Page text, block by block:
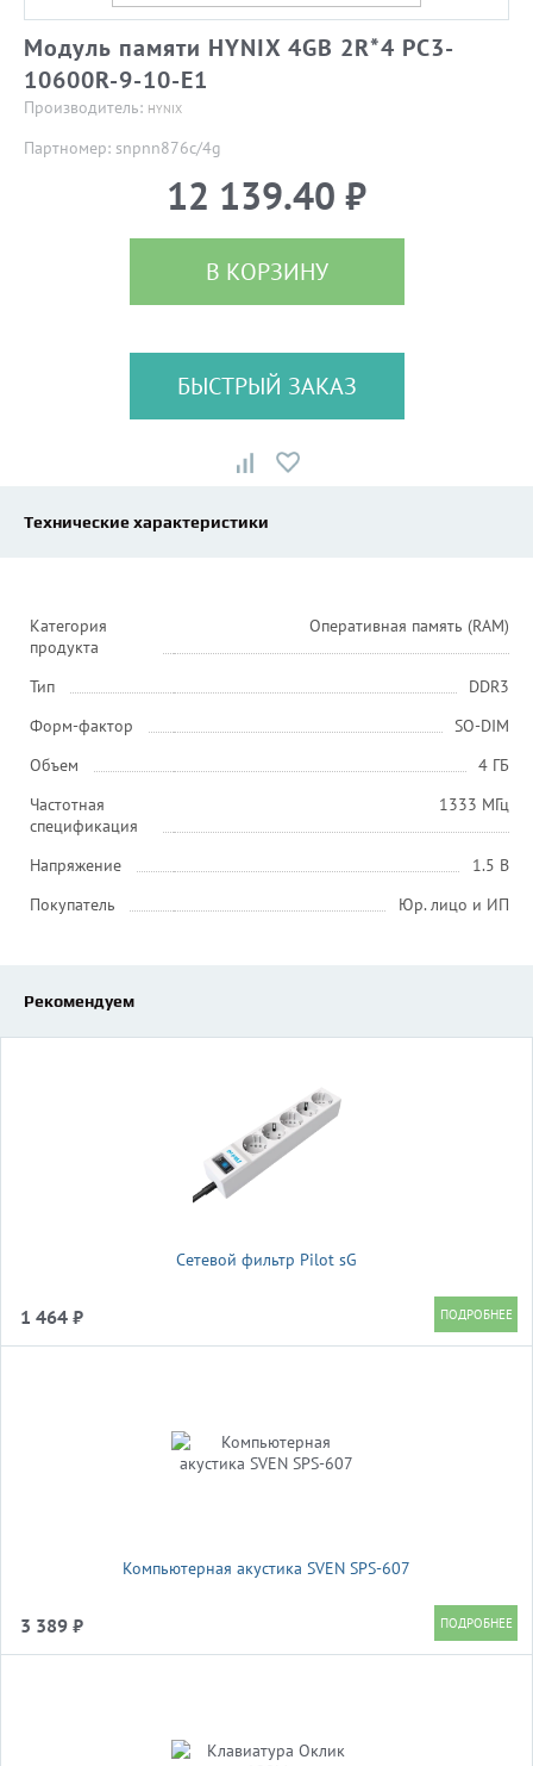
Модуль памяти HYNIX 4GB 2R*4 PC3-
10600R-9-10-E1
Производитель: HYNIX
Партномер: snpnn876c/4g
12 139.40 ₽
В КОРЗИНУ
БЫСТРЫЙ ЗАКАЗ
Технические характеристики
Категория
продукта
Оперативная память (RAM)
Тип
DDR3
Форм-фактор
SO-DIM
Объем
4 ГБ
Частотная
спецификация
1333 МГц
Напряжение
1.5 В
Покупатель
Юр. лицо и ИП
Рекомендуем
Сетевой фильтр Pilot sG
1 464 ₽
Компьютерная акустика SVEN SPS-607
3 389 ₽